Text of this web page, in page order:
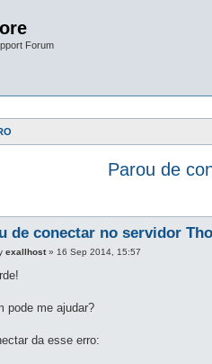
Forum
Parou de
de conectar no servidor
exallhost» 16 Sep 2014, 15:57
pode me ajudar?
da esse erro: